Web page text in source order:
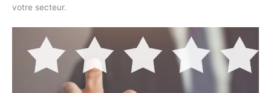
votre secteur.